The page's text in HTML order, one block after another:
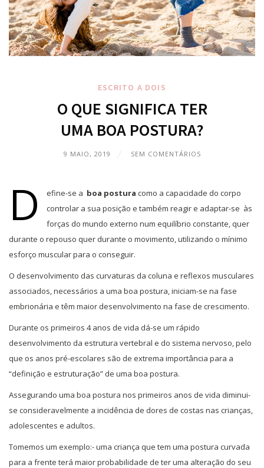
ESCRITO A DOIS
O QUE SIGNIFICA TER
UMA BOA POSTURA?
9 MAIO, 2019 SEM COMENTÁRIOS
D efine-se a boa postura como a capacidade do corpo
controlar a sua posição e também reagir e adaptar-se às
forças do mundo externo num equilíbrio constante, quer
durante o repouso quer durante o movimento, utilizando o mínimo
esforço muscular para o conseguir.
O desenvolvimento das curvaturas da coluna e reflexos musculares
associados, necessários a uma boa postura, iniciam-se na fase
embrionária e têm maior desenvolvimento na fase de crescimento.
Durante os primeiros 4 anos de vida dá-se um rápido
desenvolvimento da estrutura vertebral e do sistema nervoso, pelo
que os anos pré-escolares são de extrema importância para a
“definição e estruturação” de uma boa postura.
Assegurando uma boa postura nos primeiros anos de vida diminui-
se consideravelmente a incidência de dores de costas nas crianças,
adolescentes e adultos.
Tomemos um exemplo:- uma criança que tem uma postura curvada
para a frente terá maior probabilidade de ter uma alteração do seu